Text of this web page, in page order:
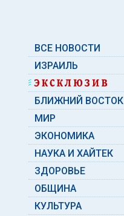
ВСЕ НОВОСТИ
ИЗРАИЛЬ
БЛИЖНИЙ ВОСТОК
МИР
ЭКОНОМИКА
НАУКА И ХАЙТЕК
ЗДОРОВЬЕ
ОБЩИНА
КУЛЬТУРА